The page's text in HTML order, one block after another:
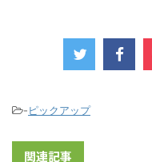
-ピックアップ
関連記事